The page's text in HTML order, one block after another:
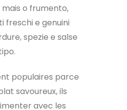
o frumento,
freschi e genuini
spezie e salse
populaires parce
savoureux, ils
avec les